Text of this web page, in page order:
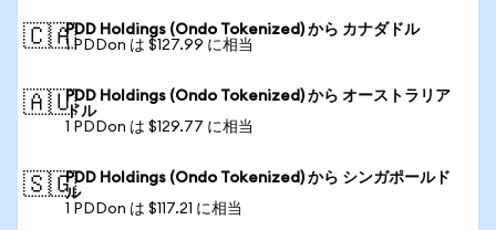
🇨🇦PDD Holdings (Ondo Tokenized) から カナダドル
1 PDDon は $127.99 に相当
🇦🇺PDD Holdings (Ondo Tokenized) から オーストラリア
ドル
1 PDDon は $129.77 に相当
🇸🇬PDD Holdings (Ondo Tokenized) から シンガポールド
ル
1 PDDon は $117.21 に相当